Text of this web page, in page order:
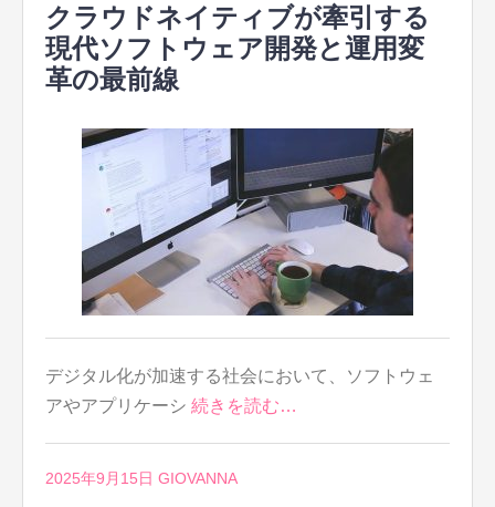
クラウドネイティブが牽引する
現代ソフトウェア開発と運用変
革の最前線
デジタル化が加速する社会において、ソフトウェ
アやアプリケーシ 続きを読む…
2025年9月15日 GIOVANNA